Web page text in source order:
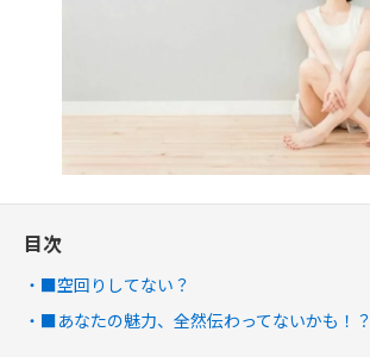
目次
■空回りしてない？
■あなたの魅力、全然伝わってないかも！？